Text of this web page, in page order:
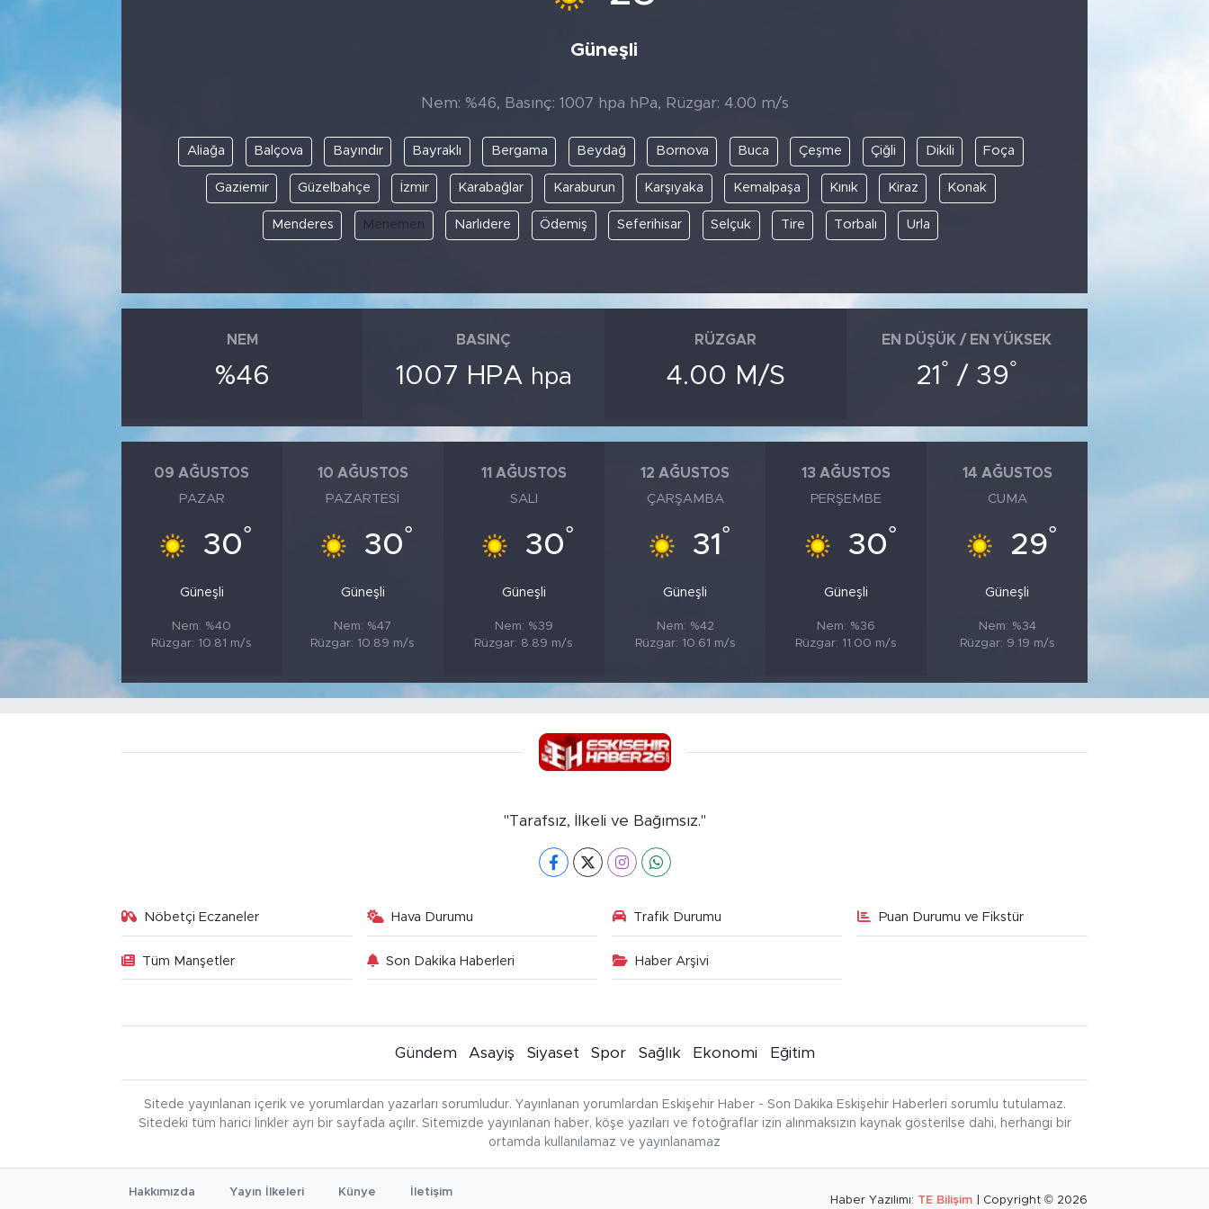
Güneşli
Nem: %46, Basınç: 1007 hpa hPa, Rüzgar: 4.00 m/s
Aliağa Balçova Bayındır Bayraklı Bergama Beydağ Bornova Buca Çeşme Çiğli Dikili Foça
Gaziemir Güzelbahçe İzmir Karabağlar Karaburun Karşıyaka Kemalpaşa Kınık Kiraz Konak
Menderes Menemen Narlıdere Ödemiş Seferihisar Selçuk Tire Torbalı Urla
NEM
%46
BASINÇ
1007 HPA hpa
RÜZGAR
4.00 M/S
EN DÜŞÜK / EN YÜKSEK
21 ° / 39°
09 AĞUSTOS
PAZAR
30°
Güneşli
Nem: %40
Rüzgar: 10.81 m/s
10 AĞUSTOS
PAZARTESI
30°
Güneşli
Nem: %47
Rüzgar: 10.89 m/s
11 AĞUSTOS
SALI
30°
Güneşli
Nem: %39
Rüzgar: 8.89 m/s
12 AĞUSTOS
ÇARŞAMBA
31 °
Güneşli
Nem: %42
Rüzgar: 10.61 m/s
13 AĞUSTOS
PERŞEMBE
30°
Güneşli
Nem: %36
Rüzgar: 11.00 m/s
14 AĞUSTOS
CUMA
29°
Güneşli
Nem: %34
Rüzgar: 9.19 m/s
"Tarafsız, İlkeli ve Bağımsız."
Nöbetçi Eczaneler Hava Durumu Trafik Durumu Puan Durumu ve Fikstür
Tüm Manşetler Son Dakika Haberleri Haber Arşivi
Gündem Asayiş Siyaset Spor Sağlık Ekonomi Eğitim
Sitede yayınlanan içerik ve yorumlardan yazarları sorumludur. Yayınlanan yorumlardan Eskişehir Haber - Son Dakika Eskişehir Haberleri sorumlu tutulamaz.
Sitedeki tüm harici linkler ayrı bir sayfada açılır. Sitemizde yayınlanan haber, köşe yazıları ve fotoğraflar izin alınmaksızın kaynak gösterilse dahi, herhangi bir
ortamda kullanılamaz ve yayınlanamaz
Hakkımızda Yayın İlkeleri Künye İletişim
Haber Yazılımı: TE Bilişim | Copyright © 2026
Teknoloji